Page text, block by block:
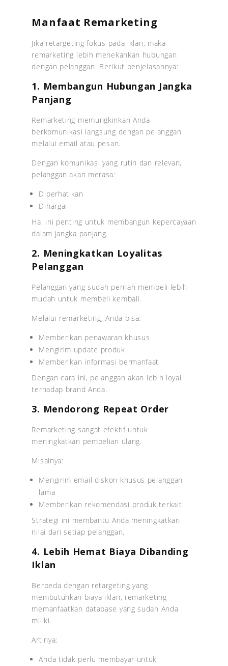
Manfaat Remarketing
Jika retargeting fokus pada iklan, maka
remarketing lebih menekankan hubungan
dengan pelanggan. Berikut penjelasannya:
1. Membangun Hubungan Jangka
Panjang
Remarketing memungkinkan Anda
berkomunikasi langsung dengan pelanggan
melalui email atau pesan.
Dengan komunikasi yang rutin dan relevan,
pelanggan akan merasa:
Diperhatikan
Dihargai
Hal ini penting untuk membangun kepercayaan
dalam jangka panjang.
2. Meningkatkan Loyalitas
Pelanggan
Pelanggan yang sudah pernah membeli lebih
mudah untuk membeli kembali.
Melalui remarketing, Anda bisa:
Memberikan penawaran khusus
Mengirim update produk
Memberikan informasi bermanfaat
Dengan cara ini, pelanggan akan lebih loyal
terhadap brand Anda.
3. Mendorong Repeat Order
Remarketing sangat efektif untuk
meningkatkan pembelian ulang.
Misalnya:
Mengirim email diskon khusus pelanggan
lama
Memberikan rekomendasi produk terkait
Strategi ini membantu Anda meningkatkan
nilai dari setiap pelanggan.
4. Lebih Hemat Biaya Dibanding
Iklan
Berbeda dengan retargeting yang
membutuhkan biaya iklan, remarketing
memanfaatkan database yang sudah Anda
miliki.
Artinya:
Anda tidak perlu membayar untuk